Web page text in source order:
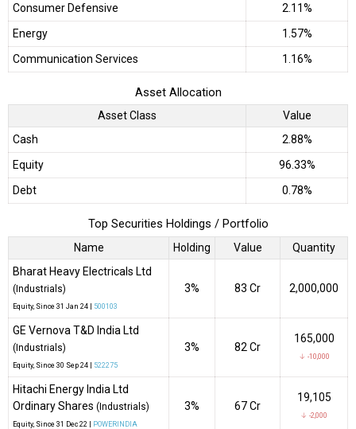
Consumer Defensive
2.11%
Energy
1.57%
Communication Services
1.16%
Asset Allocation
Asset Class
Value
Cash
2.88%
Equity
96.33%
Debt
0.78%
Top Securities Holdings / Portfolio
Name Holding Value
Quantity
Bharat Heavy Electricals Ltd
(Industrials)
Equity , Since 31 Jan 24 | 500103
3% ₹83 Cr 2,000,000
GE Vernova T&D India Ltd
(Industrials)
Equity , Since 30 Sep 24 | 522275
3% ₹82 Cr
165,000
↓ -10,000
Hitachi Energy India Ltd
Ordinary Shares (Industrials)
Equity , Since 31 Dec 22 | POWERINDIA
3% ₹67 Cr
19,105
↓ -2,000